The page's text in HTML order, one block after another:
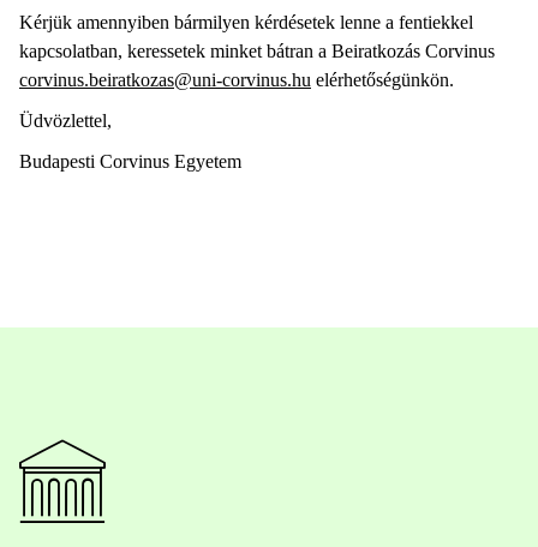
Kérjük amennyiben bármilyen kérdésetek lenne a fentiekkel
kapcsolatban, keressetek minket bátran a Beiratkozás Corvinus
corvinus.beiratkozas@uni-corvinus.hu elérhetőségünkön.
Üdvözlettel,
Budapesti Corvinus Egyetem